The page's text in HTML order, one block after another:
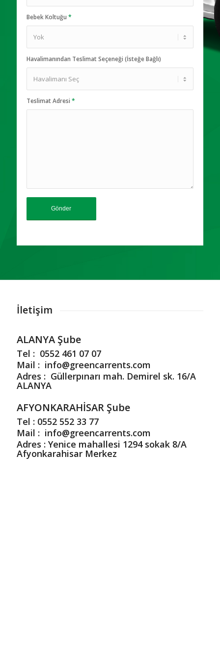
Bebek Koltuğu *
Havalimanından Teslimat Seçeneği (İsteğe Bağlı)
Teslimat Adresi *
İletişim
ALANYA Şube
Tel : 0552 461 07 07
Mail : info@greencarrents.com
Adres : Güllerpınarı mah. Demirel sk. 16/A
ALANYA
AFYONKARAHİSAR Şube
Tel : 0552 552 33 77
Mail : info@greencarrents.com
Adres : Yenice mahallesi 1294 sokak 8/A
Afyonkarahisar Merkez